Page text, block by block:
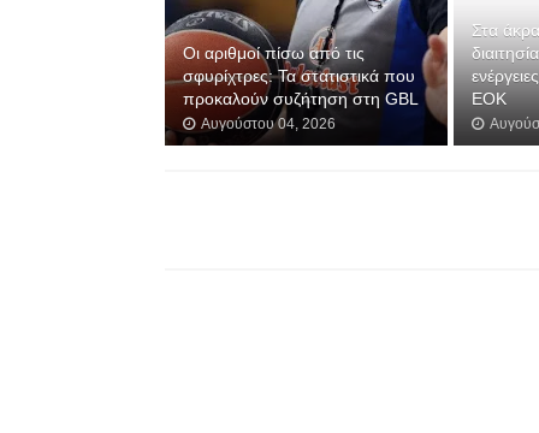
Οι αριθμοί πίσω από τις
σφυρίχτρες: Τα στατιστικά που
προκαλούν συζήτηση στη GBL
Αυγούστου 04, 2026
Στα
ΕΟΚ